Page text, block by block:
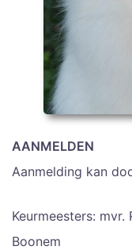
AANMELDEN
Aanmelding kan
Keurmeesters: mvr.
Boonem